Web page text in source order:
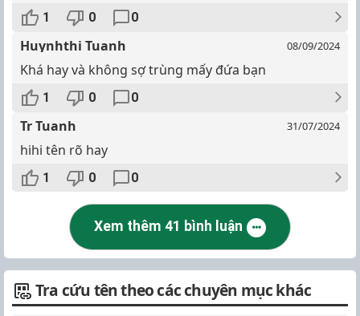
1 0 0
Huynhthi Tuanh 08/09/2024
Khá hay và không sợ trùng mấy đứa bạn
1 0 0
Tr Tuanh 31/07/2024
hihi tên rõ hay
1 0 0
Xem thêm 41 bình luận
Tra cứu tên theo các chuyên mục khác